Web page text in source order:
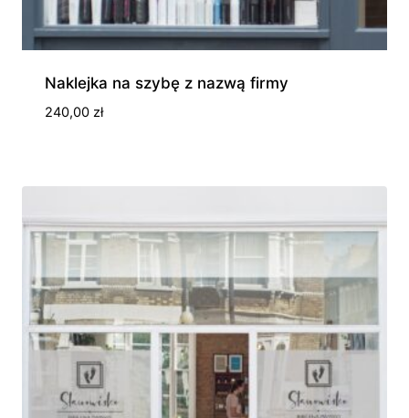
Naklejka na szybę z nazwą firmy
240,00 zł